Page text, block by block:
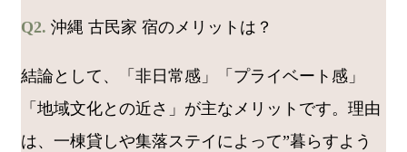
Q2. 沖縄 古民家 宿のメリットは？
結論として、「非日常感」「プライベート感」
「地域文化との近さ」が主なメリットです。理由
は、一棟貸しや集落ステイによって”暮らすよう